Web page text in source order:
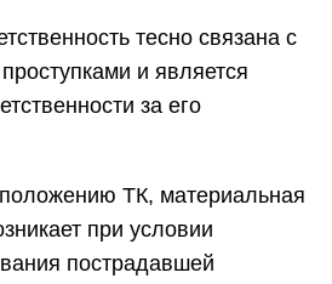
тесно связана с
и является
за его
ТК, материальная
при условии
пострадавшей